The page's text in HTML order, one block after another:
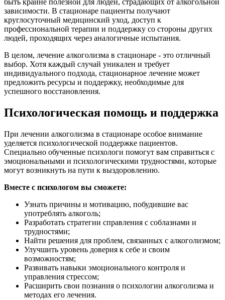
быть крайне полезной для людей, страдающих от алкогольной
зависимости. В стационаре пациенты получают
круглосуточный медицинский уход, доступ к
профессиональной терапии и поддержку со стороны других
людей, проходящих через аналогичные испытания.
В целом, лечение алкоголизма в стационаре - это отличный
выбор. Хотя каждый случай уникален и требует
индивидуального подхода, стационарное лечение может
предложить ресурсы и поддержку, необходимые для
успешного восстановления.
Психологическая помощь и поддержка
При лечении алкоголизма в стационаре особое внимание
уделяется психологической поддержке пациентов.
Специально обученные психологи помогут вам справиться с
эмоциональными и психологическими трудностями, которые
могут возникнуть на пути к выздоровлению.
Вместе с психологом вы сможете:
Узнать причины и мотивацию, побудившие вас
употреблять алкоголь;
Разработать стратегии справления с соблазнами и
трудностями;
Найти решения для проблем, связанных с алкоголизмом;
Улучшить уровень доверия к себе и своим
возможностям;
Развивать навыки эмоционального контроля и
управления стрессом;
Расширить свои познания о психологии алкоголизма и
методах его лечения.